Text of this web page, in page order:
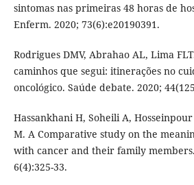
sintomas nas primeiras 48 horas de
Enferm. 2020; 73(6):e20190391.
Rodrigues DMV, Abrahao AL, Lima
caminhos que segui: itinerações no
oncológico. Saúde debate. 2020;
Hassankhani H, Soheili A,
M. A Comparative study on the
with cancer and their family members.
6(4):325-33.